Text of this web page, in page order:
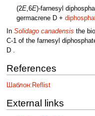
(2E,6E)-farnesyl
germacrene D +
In Solidago canadensis the
C-1 of the farnesyl
D .
References
Шаблон:Reflist
External links